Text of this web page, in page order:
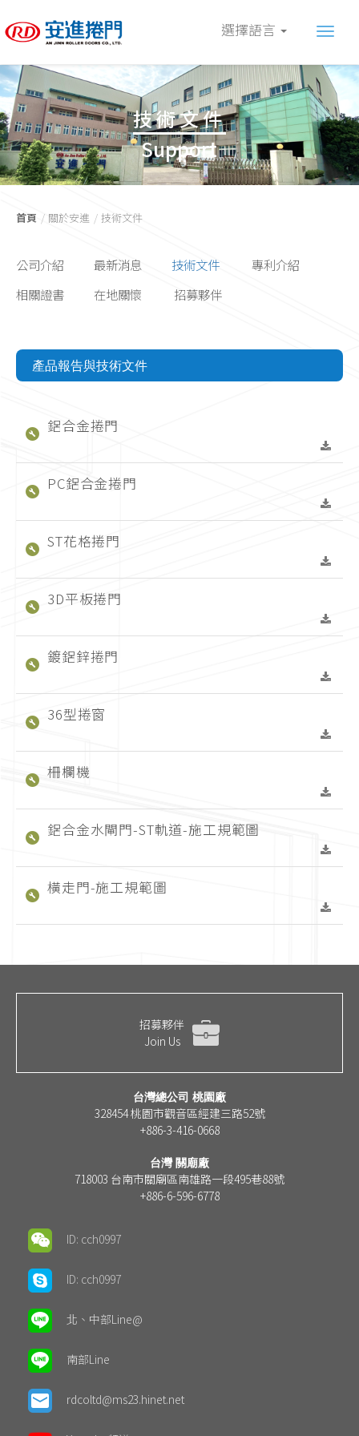
選擇語言
技術文件
Support
首頁 關於安進 技術文件
公司介紹 最新消息 技術文件
專利介紹
相關證書
在地關懷 招募夥伴
產品報告與技術文件
鋁合金捲門
PC鋁合金捲門
ST花格捲門
3D平板捲門
鍍鋁鋅捲門
36型捲窗
柵欄機
鋁合金水閘門-ST軌道-施工規範圖
橫走門-施工規範圖
招募夥伴
Join Us
台灣總公司 桃園廠
328454 桃園市觀音區經建三路52號
+886-3-416-0668
台灣 關廟廠
718003 台南市關廟區南雄路一段495巷88號
+886-6-596-6778
ID: cch0997
ID: cch0997
北、中部Line@
南部Line
rdcoltd@ms23.hinet.net